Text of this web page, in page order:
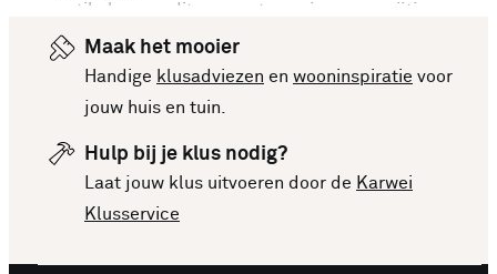
artikelen van dit moment voor je op een rijtje
gezet. Vergelijk makkelijk de specificaties en
prijzen om een goede keuze te kunnen maken.
Deze lijst is altijd up-to-date, zodat je meteen op
producten. Bekijk de top 10 Horren en laat je
inspireren voor je volgende aankoop!
Maak het mooier
Handige klusadviezen en wooninspiratie voor
jouw huis en tuin.
Hulp bij je klus nodig?
Laat jouw klus uitvoeren door de Karwei
Klusservice